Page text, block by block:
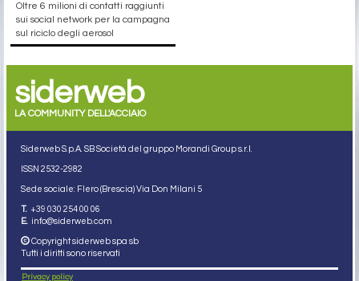
Oltre 6 milioni di contatti raggiunti
sui social network per la campagna
sul riciclo degli aerosol
siderweb
LA COMMUNITY DELL'ACCIAIO
Siderweb S.p.A. SB Società del gruppo Morandi Group s.r.l.
ISSN 2532-2982
Sede sociale: Flero (Brescia) Via Don Milani 5
T. +39 030 254 00 06
E. info@siderweb.com
Copyright siderweb spa sb
Tutti i diritti sono riservati
Privacy policy